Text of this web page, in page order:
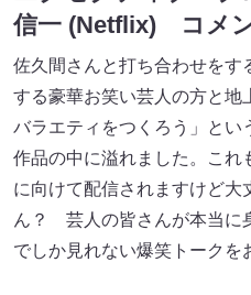
信一 (Netflix) コメ
佐久間さんと打ち合わせをす
する豪華お笑い芸人の方と地
バラエティをつくろう」とい
作品の中に溢れました。これ
に向けて配信されますけど大
ん？ 芸人の皆さんが本当に
でしか見れない爆笑トークを